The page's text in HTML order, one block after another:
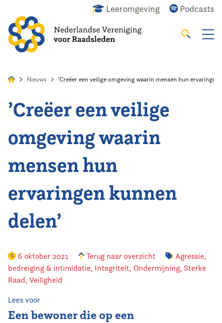
Leeromgeving Podcasts
Zoeken
Home
Agenda
Nieuws
Opleiding & Ontwikkeling
Kennis & Informatie
Contact
Nieuws ’Creëer een veilige omgeving waarin mensen hun ervaringen
’Creëer een veilige
omgeving waarin
mensen hun
ervaringen kunnen
delen’
6 oktober 2021 Terug naar overzicht
Agressie,
bedreiging & intimidatie, Integriteit, Ondermijning, Sterke
Raad, Veiligheid
Lees voor
Een bewoner die op een